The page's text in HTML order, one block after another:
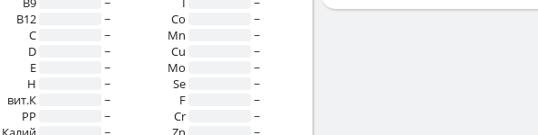
B12
~
C
~
D
~
E
~
H
~
вит.К
~
PP
~
Co
~
Mn
~
Cu
~
Mo
~
Se
~
F
~
Cr
~